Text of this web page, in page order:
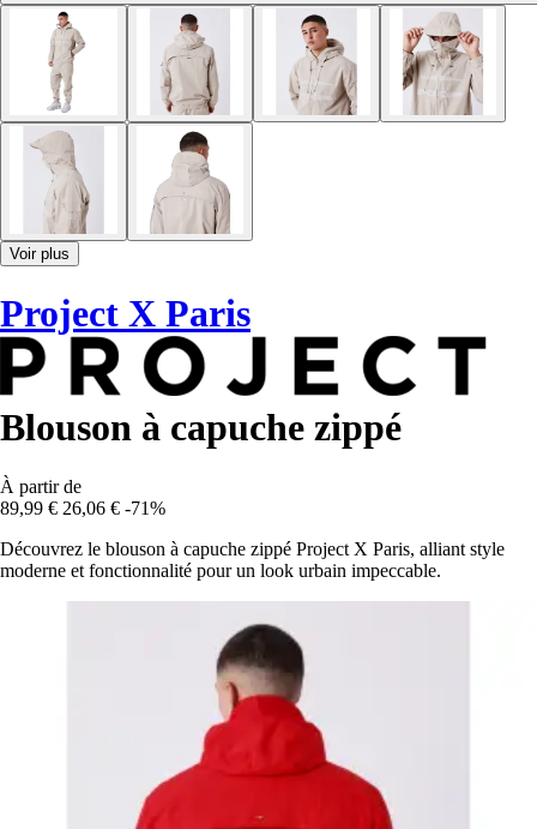
Voir plus
Project X Paris
Blouson à capuche zippé
À partir de
89,99 € 26,06 € -71%
Découvrez le blouson à capuche zippé Project X Paris, alliant style
moderne et fonctionnalité pour un look urbain impeccable.